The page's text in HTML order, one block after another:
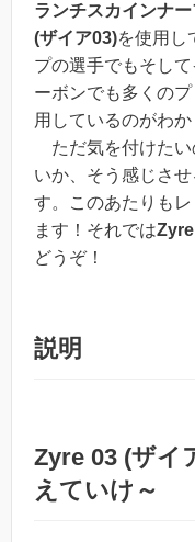
ランチスカインナ
(ザイア03)を使用し
プの選手でもそし
ーボンでも多くの
用しているのがわか
ただ気を付けたい
いか、そう感じさ
す。このあたりも
ます！それでは
どうぞ！
説明
Zyre 03 (ザイ
えていけ～